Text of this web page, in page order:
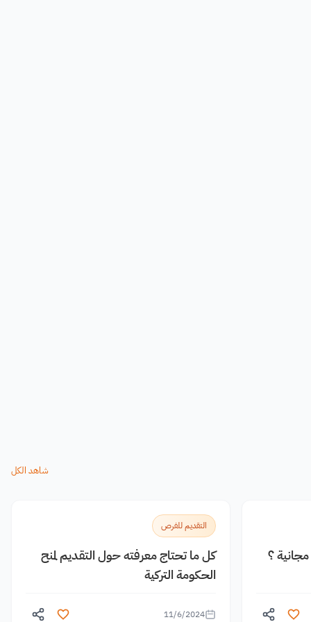
شاهد الكل
؟
التقديم للفرص
كل ما تحتاج معرفته حول التقديم لمنح
الحكومة التركية
11/6/2024